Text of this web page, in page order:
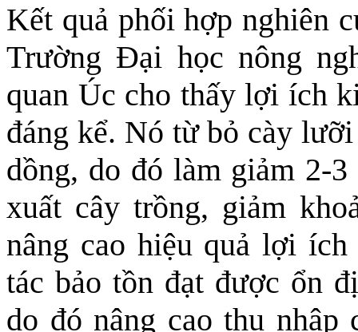
Kết quả phối hợp nghiên
Trường Đại học nông
quan Úc cho thấy lợi ích
đáng kể. Nó từ bỏ cày
dồng, do đó làm giảm 2-
xuất cây trồng, giảm
nâng cao hiệu quả lợi
tác bảo tồn đạt được ổn
do đó nâng cao thu